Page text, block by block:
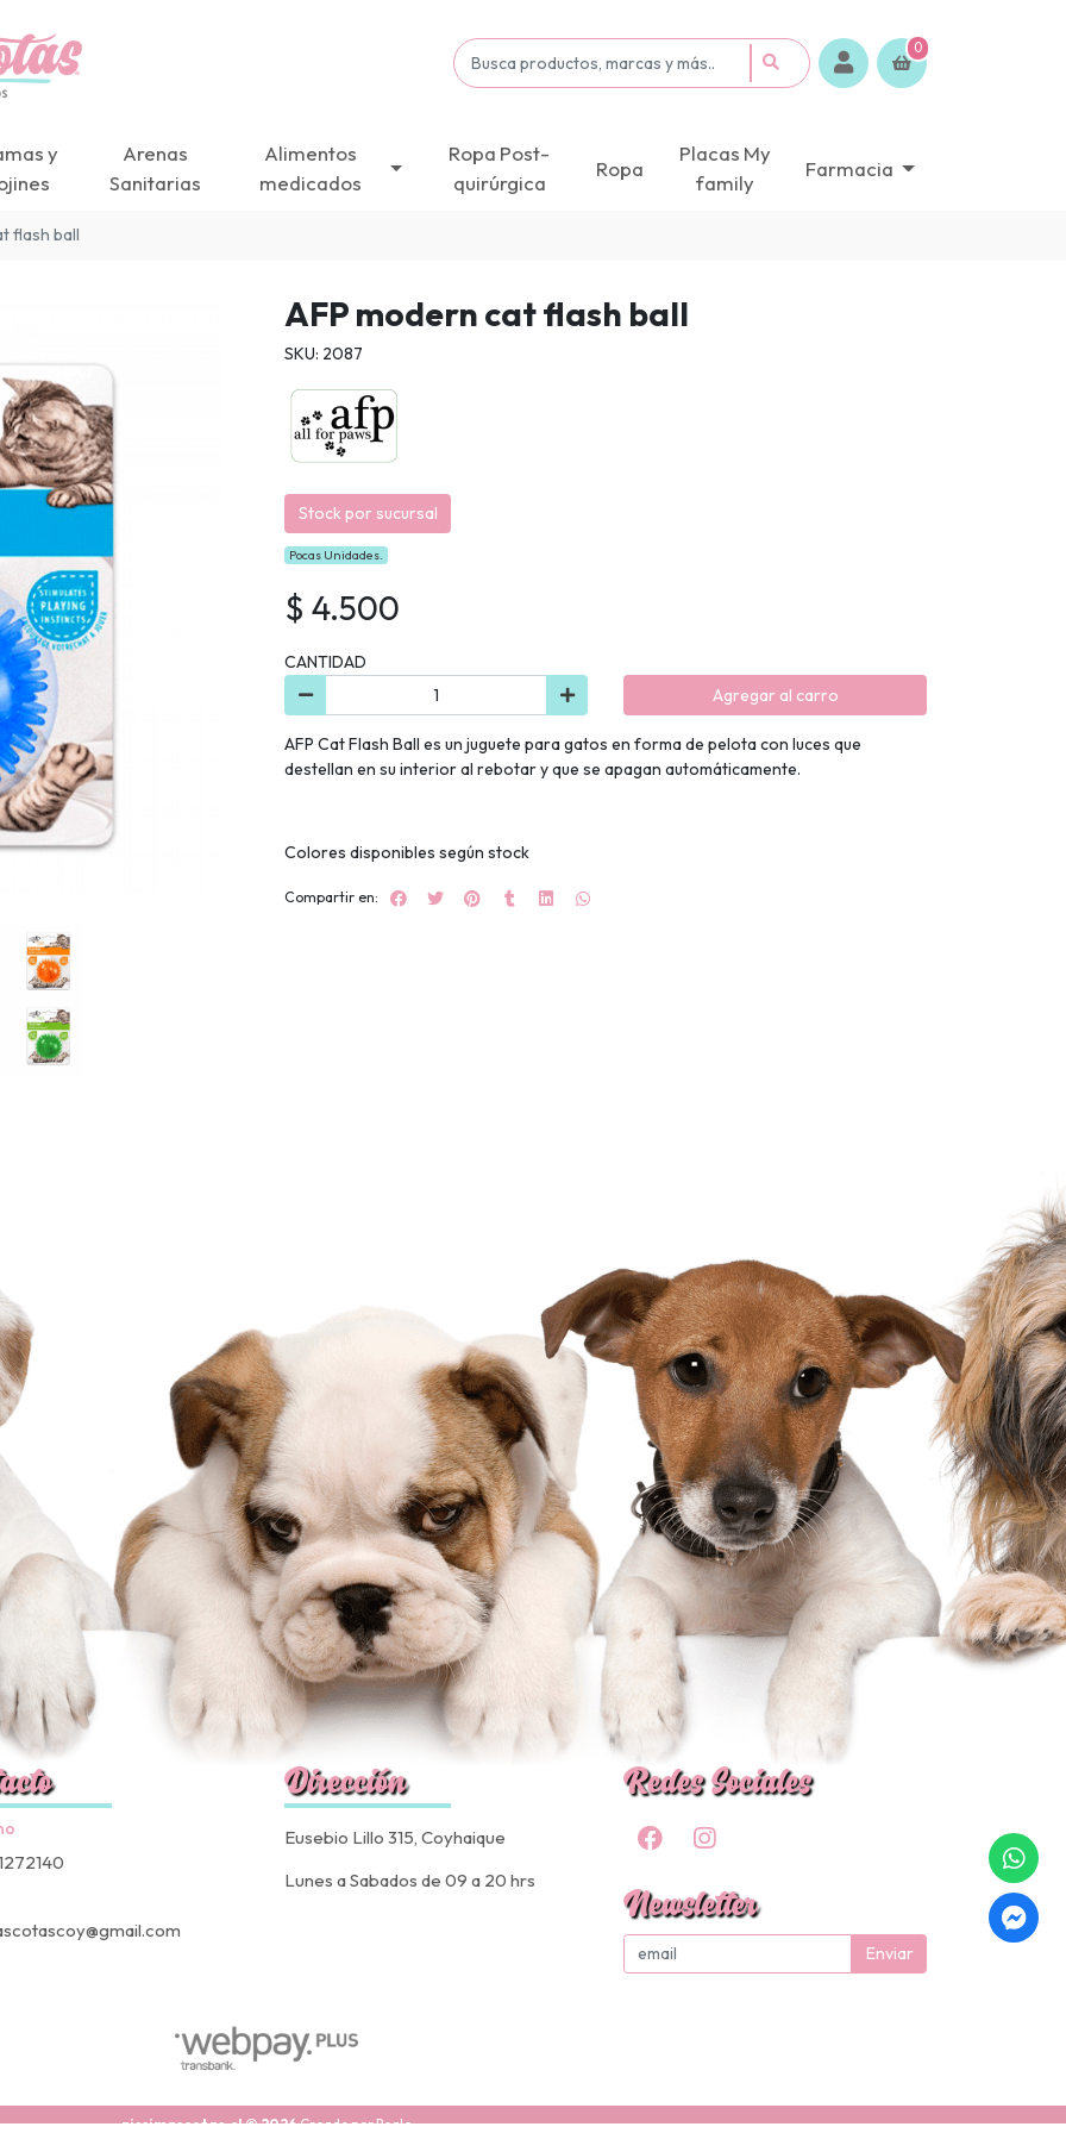
0
y
Arenas
Sanitarias
Alimentos
medicados
Ropa Post-
quirúrgica
Ropa
Placas My
family
Farmacia
flash ball
AFP modern cat flash ball
SKU: 2087
Stock por sucursal
Pocas Unidades.
$ 4.500
CANTIDAD
Agregar al carro
AFP Cat Flash Ball es un juguete para gatos en forma de pelota con luces que
destellan en su interior al rebotar y que se apagan automáticamente.
Colores disponibles según stock
Compartir en:
Dirección
Eusebio Lillo 315, Coyhaique
Lunes a Sabados de 09 a 20 hrs
Redes Sociales
Newsletter
Enviar
nissimascotas.cl © 2026Creado porBsale